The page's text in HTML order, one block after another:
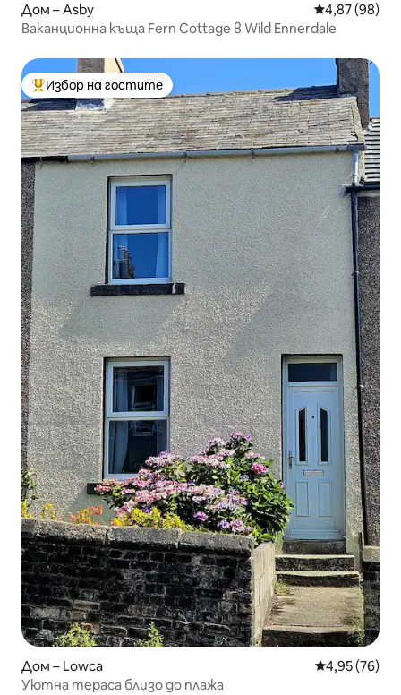
Дом – Asby Средна
4,87 (98)
Ваканционна къща Fern Cottage в Wild Ennerdale
Най-популярен избор на гостите
Избор на гостите
Дом – Lowca Средна
4,95 (76)
Уютна тераса близо до плажа